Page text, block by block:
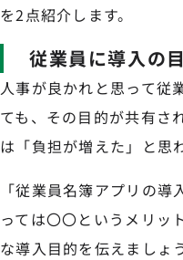
を2点紹介します。
従業員に導入の
人事が良かれと思って従
ても、その目的が共有さ
は「負担が増えた」と思
「従業員名簿アプリの
っては〇〇というメリッ
な導入目的を伝えましょう